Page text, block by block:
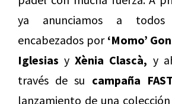
ya anunciamos a todos
encabezados por ‘Momo’
Iglesias yXènia Clascà, y
través de su campaña
lanzamiento de una